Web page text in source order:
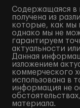
Содержащаяся в
получена из
которые, как мы
однако мы не
гарантируем
актуальности
Данная
изложением
коммерческого
использована в
информация не
материала.